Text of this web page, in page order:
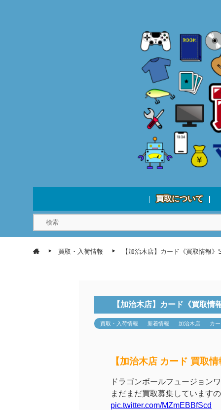
買取について
買取・入荷情報 【加治木店】カード《買取情報
【加治木店】カード《買取
買取・入荷情報 新着情報 加治木店 カ
【加治木店 カード 買取
ドラゴンボールフュージョン
まだまだ買取募集しています
pic.twitter.com/MZmEBBfScd